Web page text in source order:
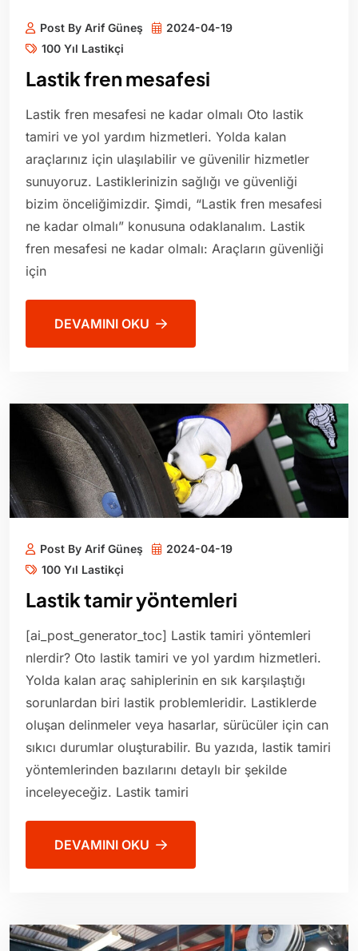
Post By Arif Güneş
2024-04-19
100 Yıl Lastikçi
Lastik fren mesafesi
Lastik fren mesafesi ne kadar olmalı Oto lastik
tamiri ve yol yardım hizmetleri. Yolda kalan
araçlarınız için ulaşılabilir ve güvenilir hizmetler
sunuyoruz. Lastiklerinizin sağlığı ve güvenliği
bizim önceliğimizdir. Şimdi, “Lastik fren mesafesi
ne kadar olmalı” konusuna odaklanalım. Lastik
fren mesafesi ne kadar olmalı: Araçların güvenliği
için
DEVAMINI OKU
Post By Arif Güneş
2024-04-19
100 Yıl Lastikçi
Lastik tamir yöntemleri
[ai_post_generator_toc] Lastik tamiri yöntemleri
nlerdir? Oto lastik tamiri ve yol yardım hizmetleri.
Yolda kalan araç sahiplerinin en sık karşılaştığı
sorunlardan biri lastik problemleridir. Lastiklerde
oluşan delinmeler veya hasarlar, sürücüler için can
sıkıcı durumlar oluşturabilir. Bu yazıda, lastik tamiri
yöntemlerinden bazılarını detaylı bir şekilde
inceleyeceğiz. Lastik tamiri
DEVAMINI OKU